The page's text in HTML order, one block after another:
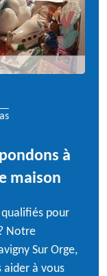
à
maison
pour
Notre
Sur Orge,
aider à vous